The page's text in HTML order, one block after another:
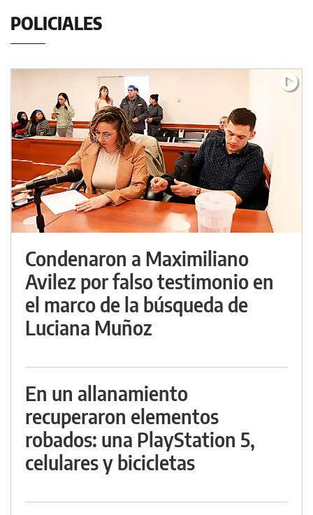
POLICIALES
Condenaron a Maximiliano
Avilez por falso testimonio en
el marco de la búsqueda de
Luciana Muñoz
En un allanamiento
recuperaron elementos
robados: una PlayStation 5,
celulares y bicicletas